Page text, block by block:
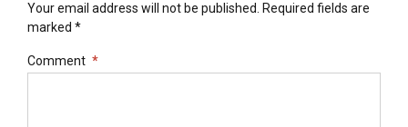
Your email address will not be published. Required fields are
marked *
Comment *